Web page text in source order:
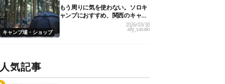
キャンプ場・ショップ
もう周りに気を使わない。ソロキ
ャンプにおすすめ、関西のキャン
プ場21選
2026/03/30
ally_sasaki
人気記事